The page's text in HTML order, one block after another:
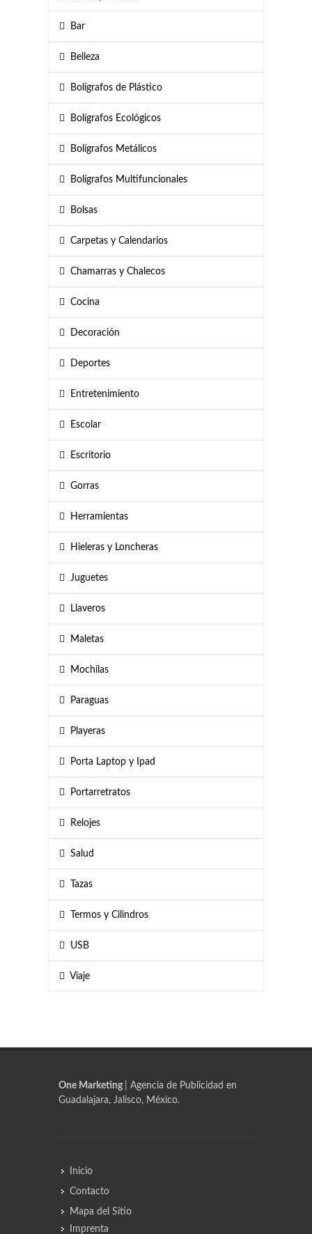
Bar
Belleza
Bolígrafos de Plástico
Bolígrafos Ecológicos
Bolígrafos Metálicos
Bolígrafos Multifuncionales
Bolsas
Carpetas y Calendarios
Chamarras y Chalecos
Cocina
Decoración
Deportes
Entretenimiento
Escolar
Escritorio
Gorras
Herramientas
Hieleras y Loncheras
Juguetes
Llaveros
Maletas
Mochilas
Paraguas
Playeras
Porta Laptop y Ipad
Portarretratos
Relojes
Salud
Tazas
Termos y Cilindros
USB
Viaje
One Marketing
| Agencia de Publicidad en
Guadalajara, Jalisco, México.
Inicio
Contacto
Mapa del Sitio
Imprenta